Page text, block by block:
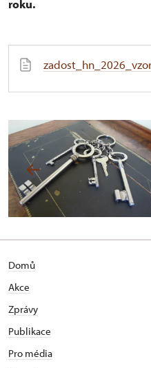
roku.
Domů
Akce
Zprávy
Publikace
Pro média